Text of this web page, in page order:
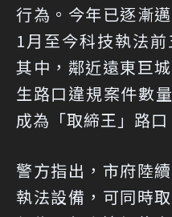
行為。今年已逐漸
1月至今科技執法
其中，鄰近遠東巨
生路口違規案件數
成為「取締王」路口
警方指出，市府陸
執法設備，可同時